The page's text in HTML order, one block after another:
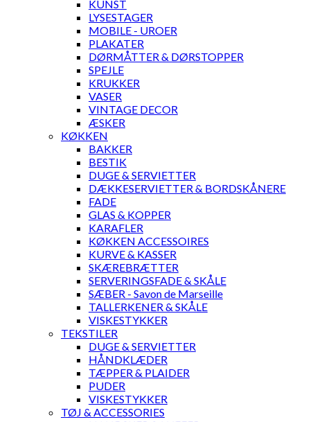
KUNST
LYSESTAGER
MOBILE - UROER
PLAKATER
DØRMÅTTER & DØRSTOPPER
SPEJLE
KRUKKER
VASER
VINTAGE DECOR
ÆSKER
KØKKEN
BAKKER
BESTIK
DUGE & SERVIETTER
DÆKKESERVIETTER & BORDSKÅNERE
FADE
GLAS & KOPPER
KARAFLER
KØKKEN ACCESSOIRES
KURVE & KASSER
SKÆREBRÆTTER
SERVERINGSFADE & SKÅLE
SÆBER - Savon de Marseille
TALLERKENER & SKÅLE
VISKESTYKKER
TEKSTILER
DUGE & SERVIETTER
HÅNDKLÆDER
TÆPPER & PLAIDER
PUDER
VISKESTYKKER
TØJ & ACCESSORIES